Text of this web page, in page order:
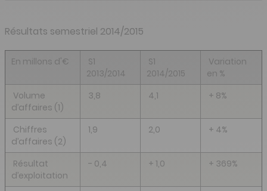
Résultats semestriel 2014/2015
En millons d'€
S1
2013/2014
S1
2014/2015
Variation
en %
Volume
d’affaires (1)
3,8 4,1 + 8%
Chiffres
d’affaires (2)
1,9 2,0 + 4%
Résultat
d’exploitation
- 0,4 + 1,0 + 369%